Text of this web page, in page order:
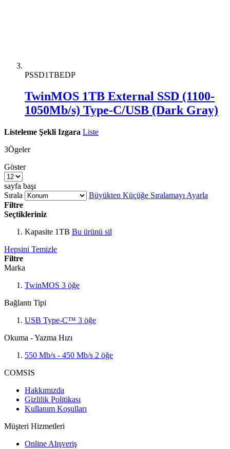
PSSD1TBEDP
TwinMOS 1TB External SSD (1100-
1050Mb/s) Type-C/USB (Dark Gray)
Listeleme Şekli Izgara Liste
3Ögeler
Göster
sayfa başı
Sırala
Büyükten Küçüğe Sıralamayı Ayarla
Filtre
Seçtikleriniz
Kapasite 1TB Bu ürünü sil
Hepsini Temizle
Filtre
Marka
TwinMOS 3 öğe
Bağlantı Tipi
USB Type-C™ 3 öğe
Okuma - Yazma Hızı
550 Mb/s - 450 Mb/s 2 öğe
COMSIS
Hakkımızda
Gizlilik Politikası
Kullanım Koşulları
Müşteri Hizmetleri
Online Alışveriş